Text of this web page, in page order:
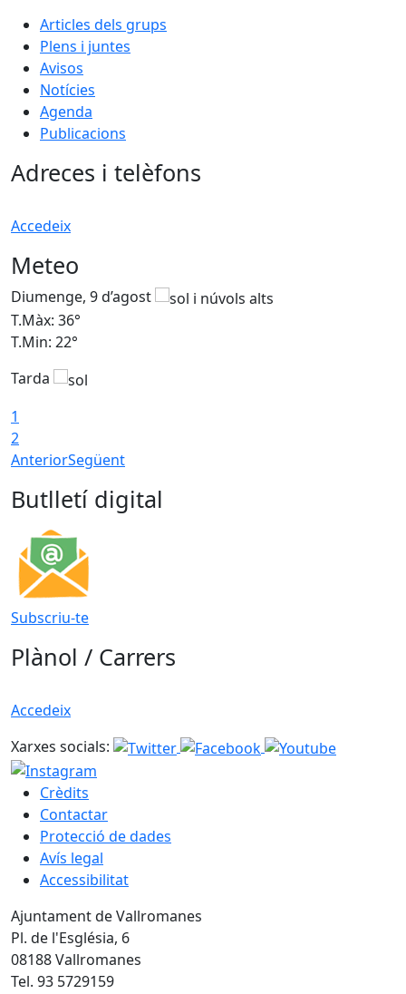
Articles dels grups
Plens i juntes
Avisos
Notícies
Agenda
Publicacions
Adreces i telèfons
Accedeix
Meteo
Diumenge, 9 d’agost
T.Màx: 36°
T.Min: 22°
Tarda
1
2
AnteriorSegüent
Butlletí digital
Subscriu-te
Plànol / Carrers
Accedeix
Xarxes socials:
Crèdits
Contactar
Protecció de dades
Avís legal
Accessibilitat
Ajuntament de Vallromanes
Pl. de l'Església, 6
08188 Vallromanes
Tel. 93 5729159